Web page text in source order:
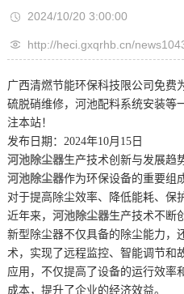
2024/10/20 3:00:00
http://heci.gxqrhb.cn/
广西清燃节能环保科技限公司免费
硫脱硝维修，河池配料系统安装等
注本站！
发布日期：2024年10月15日
河池除尘器生产技术创新与发展趋
河池除尘器作为环保设备的重要组
对于提高除尘效率、降低能耗、保
近年来， 河池除尘器生产技术不断
新型除尘器不仅具备的除尘能力，
术，实现了远程监控、智能调节和
应用，不仅提高了设备的运行效率
成本，提升了企业的经济效益。